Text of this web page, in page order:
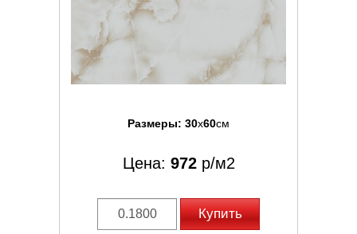
Размеры: 30x60см
Цена: 972р/м2
Купить